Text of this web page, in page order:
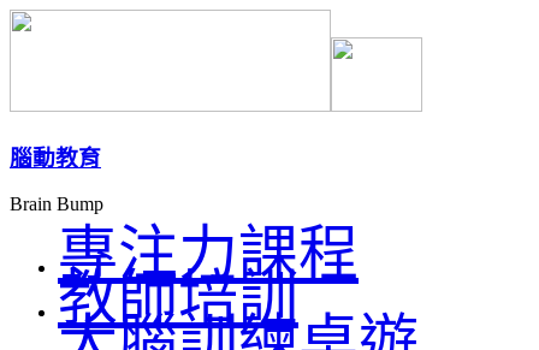
腦動教育
Brain Bump專注力課程
教師培訓